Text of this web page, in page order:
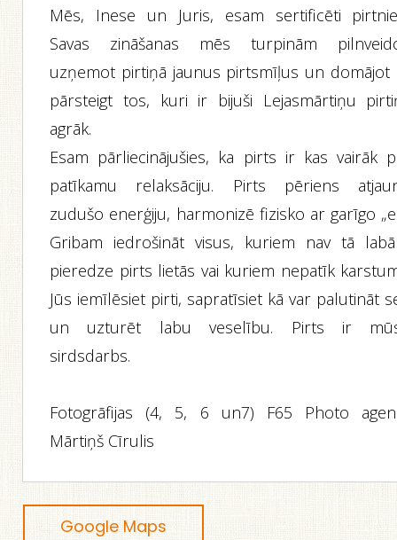
Mēs, Inese un Juris, esam sertificēti
Savas zināšanas mēs turpinām
uzņemot pirtiņā jaunus pirtsmīļus un domājot
pārsteigt tos, kuri ir bijuši Lejasmārtiņu
agrāk.
Esam pārliecinājušies, ka pirts ir kas vairāk
patīkamu relaksāciju. Pirts pēriens
zudušo enerģiju, harmonizē fizisko ar garīgo
Gribam iedrošināt visus, kuriem nav tā
pieredze pirts lietās vai kuriem nepatīk
Jūs iemīlēsiet pirti, sapratīsiet kā var palutināt
un uzturēt labu veselību. Pirts ir
sirdsdarbs.
Fotogrāfijas (4, 5, 6 un7) F65 Photo
Mārtiņš Cīrulis
Google Maps